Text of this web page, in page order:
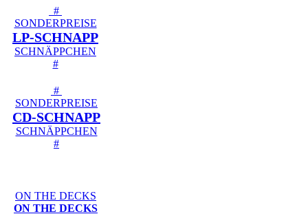
#
SONDERPREISE
LP-SCHNAPP
SCHNÄPPCHEN
#
#
SONDERPREISE
CD-SCHNAPP
SCHNÄPPCHEN
#
ON THE DECKS
ON THE DECKS